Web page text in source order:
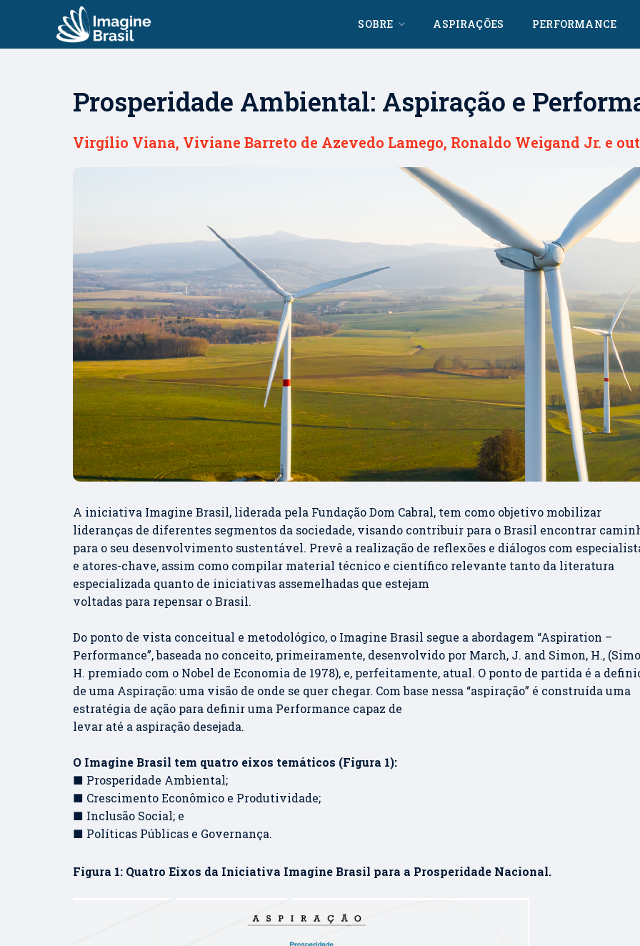
SOBRE ASPIRAÇÕES PERFORMANCE
Prosperidade Ambiental: Aspiração e
Virgílio Viana, Viviane Barreto de Azevedo Lamego, Ronaldo Weigand Jr. e
A iniciativa Imagine Brasil, liderada pela Fundação Dom Cabral, tem como objetivo mobilizar
lideranças de diferentes segmentos da sociedade, visando contribuir para o Brasil encontrar
para o seu desenvolvimento sustentável. Prevê a realização de reflexões e diálogos com
e atores-chave, assim como compilar material técnico e científico relevante tanto da literatura
especializada quanto de iniciativas assemelhadas que estejam
voltadas para repensar o Brasil.
Do ponto de vista conceitual e metodológico, o Imagine Brasil segue a abordagem “Aspiration –
Performance”, baseada no conceito, primeiramente, desenvolvido por March, J. and Simon, H.,
H. premiado com o Nobel de Economia de 1978), e, perfeitamente, atual. O ponto de partida é a
de uma Aspiração: uma visão de onde se quer chegar. Com base nessa “aspiração” é construída uma
estratégia de ação para definir uma Performance capaz de
levar até a aspiração desejada.
O Imagine Brasil tem quatro eixos temáticos (Figura 1):
■ Prosperidade Ambiental;
■ Crescimento Econômico e Produtividade;
■ Inclusão Social; e
■ Políticas Públicas e Governança.
Figura 1: Quatro Eixos da Iniciativa Imagine Brasil para a Prosperidade Nacional.